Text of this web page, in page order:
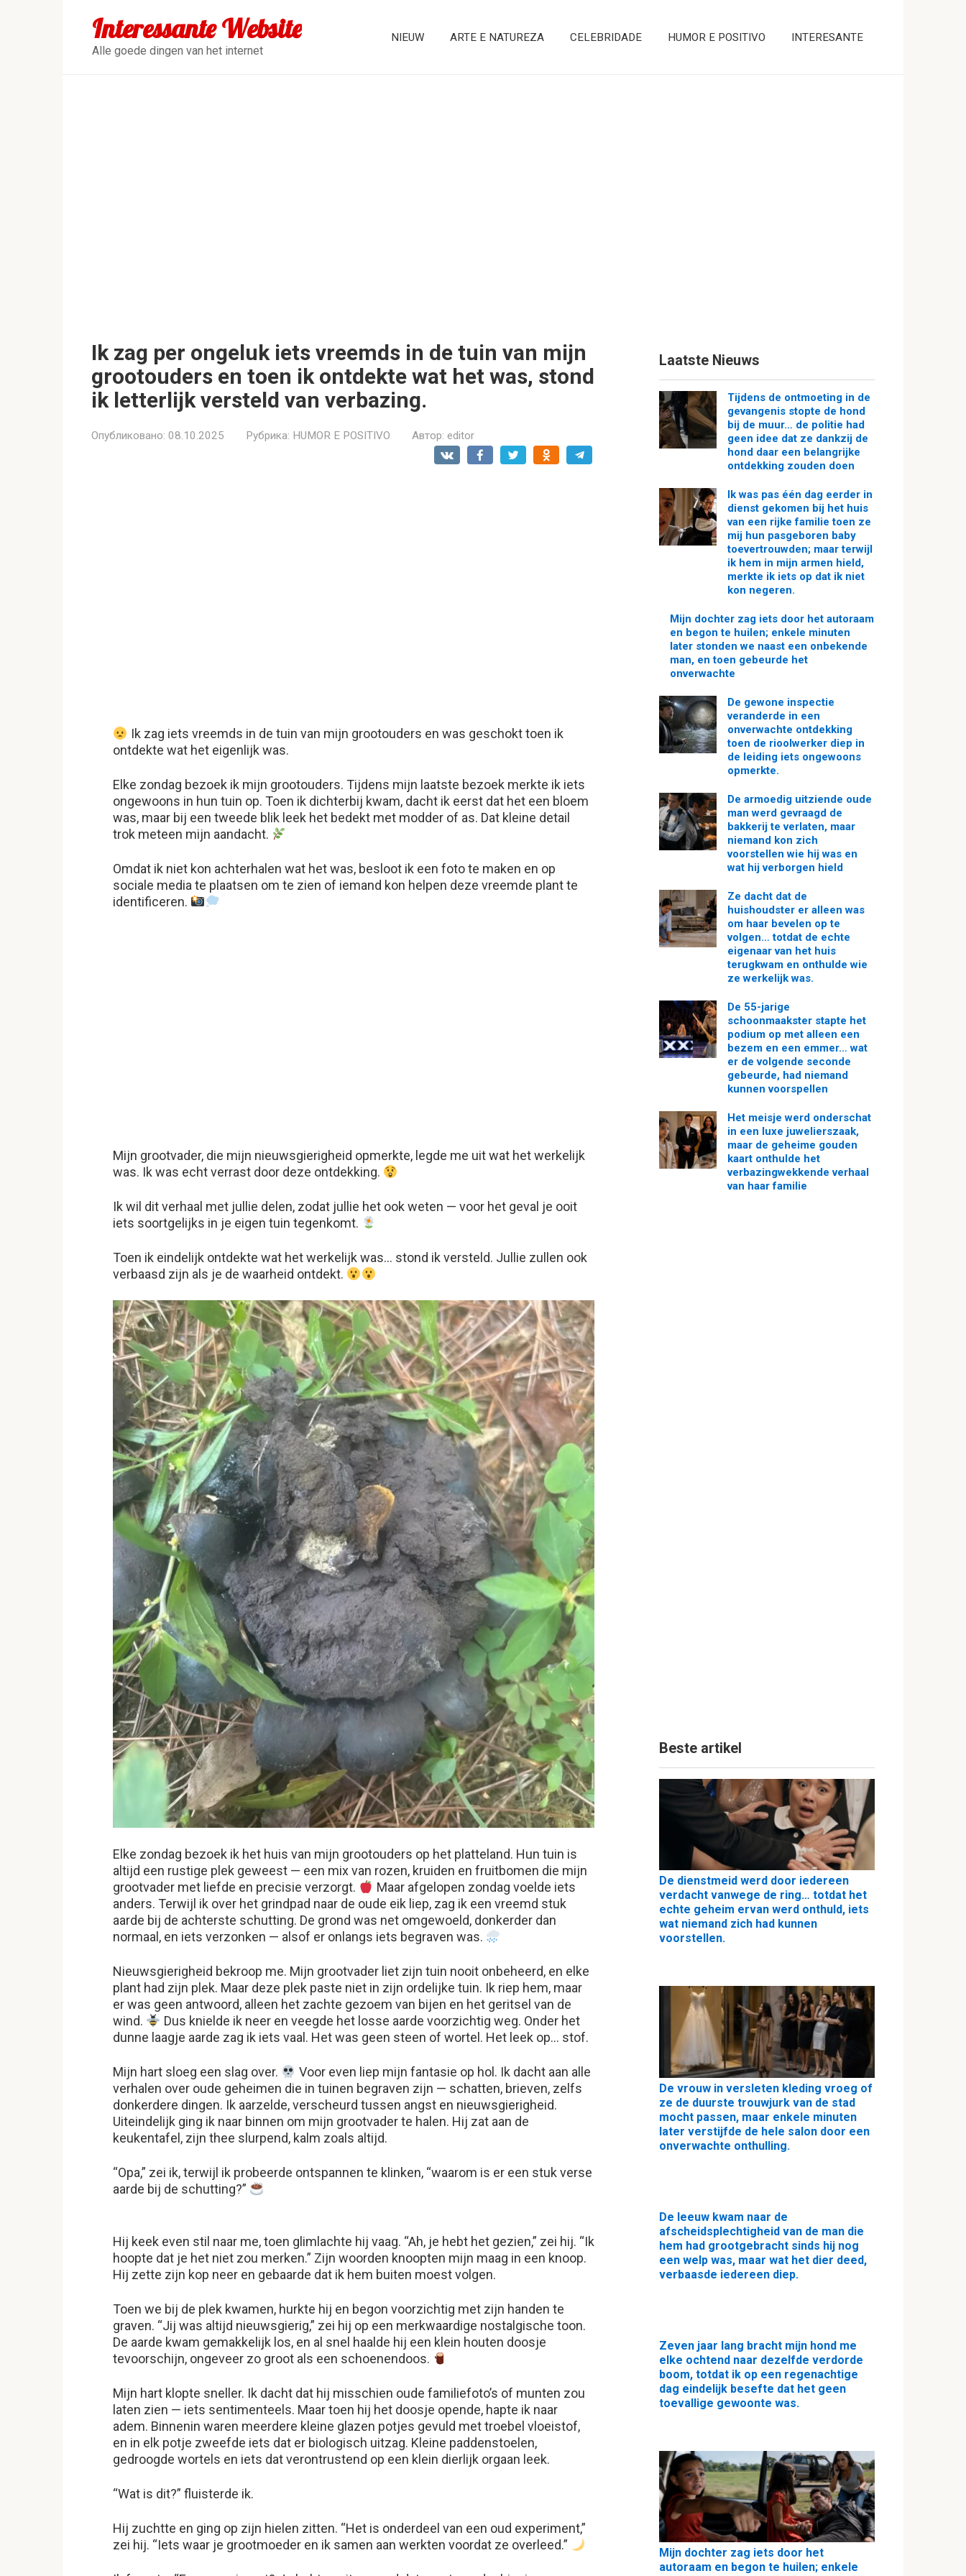
Interessante Website
Alle goede dingen van het internet
NIEUW ARTE E NATUREZA CELEBRIDADE HUMOR E POSITIVO INTERESANTE
Ik zag per ongeluk iets vreemds in de tuin van mijn
grootouders en toen ik ontdekte wat het was, stond
ik letterlijk versteld van verbazing.
Опубликовано: 08.10.2025 Рубрика: HUMOR E POSITIVO Автор: editor
Ik zag iets vreemds in de tuin van mijn grootouders en was geschokt toen ik
ontdekte wat het eigenlijk was.
Elke zondag bezoek ik mijn grootouders. Tijdens mijn laatste bezoek merkte ik iets
ongewoons in hun tuin op. Toen ik dichterbij kwam, dacht ik eerst dat het een bloem
was, maar bij een tweede blik leek het bedekt met modder of as. Dat kleine detail
trok meteen mijn aandacht.
Omdat ik niet kon achterhalen wat het was, besloot ik een foto te maken en op
sociale media te plaatsen om te zien of iemand kon helpen deze vreemde plant te
identificeren.
Mijn grootvader, die mijn nieuwsgierigheid opmerkte, legde me uit wat het werkelijk
was. Ik was echt verrast door deze ontdekking.
Ik wil dit verhaal met jullie delen, zodat jullie het ook weten — voor het geval je ooit
iets soortgelijks in je eigen tuin tegenkomt.
Toen ik eindelijk ontdekte wat het werkelijk was… stond ik versteld. Jullie zullen ook
verbaasd zijn als je de waarheid ontdekt.
Elke zondag bezoek ik het huis van mijn grootouders op het platteland. Hun tuin is
altijd een rustige plek geweest — een mix van rozen, kruiden en fruitbomen die mijn
grootvader met liefde en precisie verzorgt.
Maar afgelopen zondag voelde iets
anders. Terwijl ik over het grindpad naar de oude eik liep, zag ik een vreemd stuk
aarde bij de achterste schutting. De grond was net omgewoeld, donkerder dan
normaal, en iets verzonken — alsof er onlangs iets begraven was.
Nieuwsgierigheid bekroop me. Mijn grootvader liet zijn tuin nooit onbeheerd, en elke
plant had zijn plek. Maar deze plek paste niet in zijn ordelijke tuin. Ik riep hem, maar
er was geen antwoord, alleen het zachte gezoem van bijen en het geritsel van de
wind.
Dus knielde ik neer en veegde het losse aarde voorzichtig weg. Onder het
dunne laagje aarde zag ik iets vaal. Het was geen steen of wortel. Het leek op… stof.
Mijn hart sloeg een slag over.
Voor even liep mijn fantasie op hol. Ik dacht aan alle
verhalen over oude geheimen die in tuinen begraven zijn — schatten, brieven, zelfs
donkerdere dingen. Ik aarzelde, verscheurd tussen angst en nieuwsgierigheid.
Uiteindelijk ging ik naar binnen om mijn grootvader te halen. Hij zat aan de
keukentafel, zijn thee slurpend, kalm zoals altijd.
“Opa,” zei ik, terwijl ik probeerde ontspannen te klinken, “waarom is er een stuk verse
aarde bij de schutting?”
Hij keek even stil naar me, toen glimlachte hij vaag. “Ah, je hebt het gezien,” zei hij. “Ik
hoopte dat je het niet zou merken.” Zijn woorden knoopten mijn maag in een knoop.
Hij zette zijn kop neer en gebaarde dat ik hem buiten moest volgen.
Toen we bij de plek kwamen, hurkte hij en begon voorzichtig met zijn handen te
graven. “Jij was altijd nieuwsgierig,” zei hij op een merkwaardige nostalgische toon.
De aarde kwam gemakkelijk los, en al snel haalde hij een klein houten doosje
tevoorschijn, ongeveer zo groot als een schoenendoos.
Mijn hart klopte sneller. Ik dacht dat hij misschien oude familiefoto’s of munten zou
laten zien — iets sentimenteels. Maar toen hij het doosje opende, hapte ik naar
adem. Binnenin waren meerdere kleine glazen potjes gevuld met troebel vloeistof,
en in elk potje zweefde iets dat er biologisch uitzag. Kleine paddenstoelen,
gedroogde wortels en iets dat verontrustend op een klein dierlijk orgaan leek.
“Wat is dit?” fluisterde ik.
Hij zuchtte en ging op zijn hielen zitten. “Het is onderdeel van een oud experiment,”
zei hij. “Iets waar je grootmoeder en ik samen aan werkten voordat ze overleed.”
Laatste Nieuws
Tijdens de ontmoeting in de
gevangenis stopte de hond
bij de muur… de politie had
geen idee dat ze dankzij de
hond daar een belangrijke
ontdekking zouden doen
Ik was pas één dag eerder in
dienst gekomen bij het huis
van een rijke familie toen ze
mij hun pasgeboren baby
toevertrouwden; maar terwijl
ik hem in mijn armen hield,
merkte ik iets op dat ik niet
kon negeren.
Mijn dochter zag iets door het autoraam
en begon te huilen; enkele minuten
later stonden we naast een onbekende
man, en toen gebeurde het
onverwachte
De gewone inspectie
veranderde in een
onverwachte ontdekking
toen de rioolwerker diep in
de leiding iets ongewoons
opmerkte.
De armoedig uitziende oude
man werd gevraagd de
bakkerij te verlaten, maar
niemand kon zich
voorstellen wie hij was en
wat hij verborgen hield
Ze dacht dat de
huishoudster er alleen was
om haar bevelen op te
volgen… totdat de echte
eigenaar van het huis
terugkwam en onthulde wie
ze werkelijk was.
De 55-jarige
schoonmaakster stapte het
podium op met alleen een
bezem en een emmer… wat
er de volgende seconde
gebeurde, had niemand
kunnen voorspellen
Het meisje werd onderschat
in een luxe juwelierszaak,
maar de geheime gouden
kaart onthulde het
verbazingwekkende verhaal
van haar familie
Beste artikel
De dienstmeid werd door iedereen
verdacht vanwege de ring… totdat het
echte geheim ervan werd onthuld, iets
wat niemand zich had kunnen
voorstellen.
De vrouw in versleten kleding vroeg of
ze de duurste trouwjurk van de stad
mocht passen, maar enkele minuten
later verstijfde de hele salon door een
onverwachte onthulling.
De leeuw kwam naar de
afscheidsplechtigheid van de man die
hem had grootgebracht sinds hij nog
een welp was, maar wat het dier deed,
verbaasde iedereen diep.
Zeven jaar lang bracht mijn hond me
elke ochtend naar dezelfde verdorde
boom, totdat ik op een regenachtige
dag eindelijk besefte dat het geen
toevallige gewoonte was.
Mijn dochter zag iets door het
autoraam en begon te huilen; enkele